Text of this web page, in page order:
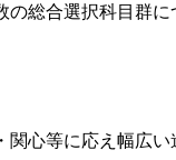
総合選択科目群
心等に応え幅広